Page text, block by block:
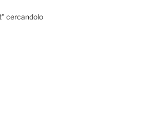
cercandolo